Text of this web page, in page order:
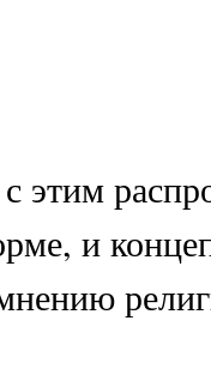
этим
и